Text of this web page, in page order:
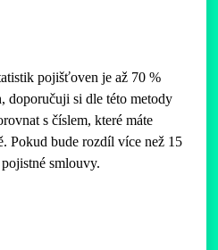
pojišťoven je až 70 %
doporučuji si dle této metody
s číslem, které máte
Pokud bude rozdíl více než 15
smlouvy.